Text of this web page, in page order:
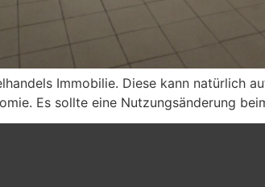
Immobilie. Diese kann natürlich
Es sollte eine Nutzungsänderung